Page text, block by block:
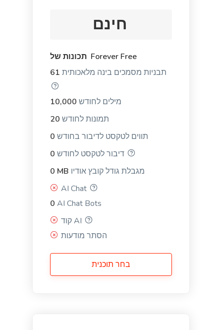
will make your product shine.
Notification messages for your apps, websites, and
mobile devices that keep users coming back for
חינם
תכונות של Forever Free
61 תבניות מסמכים בינה מלאכותית
10,000 מילים לחודש
20 תמונות לחודש
0 תווים לטקסט לדיבור בחודש
0
0 MB מגבלת גודל קובץ אודיו
AI Chat
0 AI Chat Bots
קוד AI
הסתר מודעות
בחר תוכנית